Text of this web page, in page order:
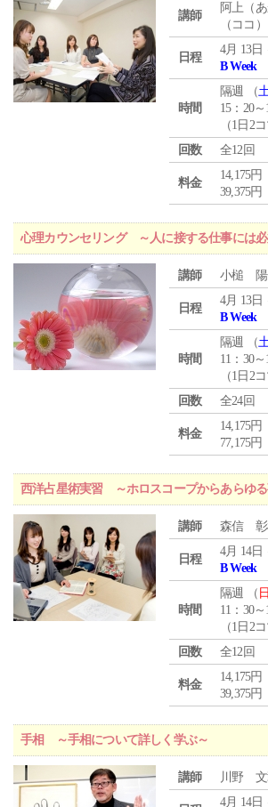
講師
阿上（
（ココ）
日程
4月 13日
B Week
時間
隔週 （
15：20
（1日2コ
回数
全12回
料金
14,175
39,375円
心理カウンセリング ～人に接する仕事には
講師 小槌 陽
日程
4月 13日
B Week
時間
隔週 （
11：30
（1日2コ
回数
全24回
料金
14,175
77,175円
西洋占星術実習 ～ホロスコープからあらゆ
講師 森信 彰
日程
4月 14日
B Week
時間
隔週 （ 日
11：30
（1日2コ
回数
全12回
料金
14,175
39,375円
手相 ～手相について詳しく学ぶ～
講師 川野 文
4月 14日